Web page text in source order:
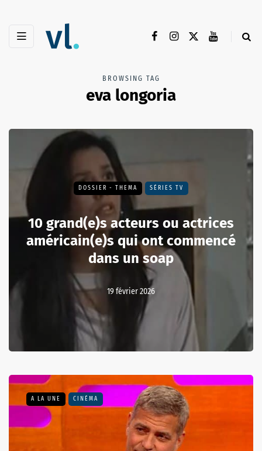
BROWSING TAG
eva longoria
DOSSIER - THEMA SÉRIES TV
10 grand(e)s acteurs ou actrices
américain(e)s qui ont commencé
dans un soap
19 février 2026
A LA UNE CINÉMA